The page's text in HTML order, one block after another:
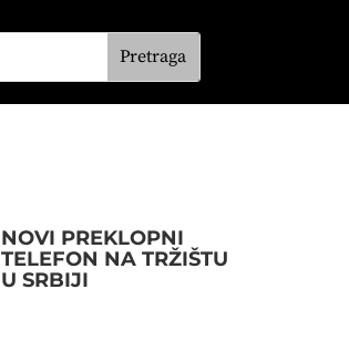
NOVI PREKLOPNI
TELEFON NA TRŽIŠTU
U SRBIJI